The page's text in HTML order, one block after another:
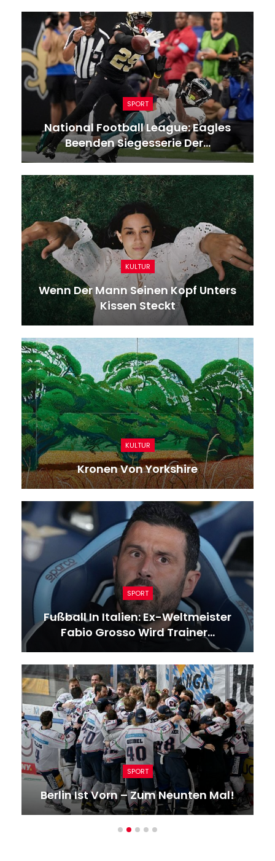
SPORT
National Football League: Eagles
Beenden Siegesserie Der…
KULTUR
Wenn Der Mann Seinen Kopf Unters
Kissen Steckt
KULTUR
Kronen Von Yorkshire
SPORT
Fußball In Italien: Ex-Weltmeister
Fabio Grosso Wird Trainer…
SPORT
Berlin Ist Vorn – Zum Neunten Mal!